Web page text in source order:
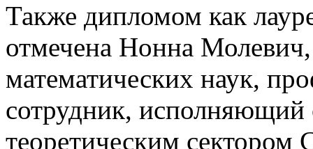
Также дипломом как
отмечена Нонна
математических наук,
сотрудник, исполняющий
теоретическим сектором